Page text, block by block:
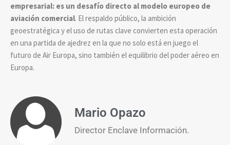
empresarial: es un desafío directo al modelo europeo de
aviación comercial. El respaldo público, la ambición
geoestratégica y el uso de rutas clave convierten esta operación
en una partida de ajedrez en la que no solo está en juego el
futuro de Air Europa, sino también el equilibrio del poder aéreo en
Europa.
Mario Opazo
Director Enclave Información.